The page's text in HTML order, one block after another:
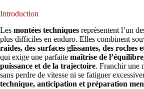
Introduction
Les montées techniques représentent l’un
plus difficiles en enduro. Elles combinent
raides, des surfaces glissantes, des roches
qui exige une parfaite maîtrise de
puissance et de la trajectoire. Franchir une
sans perdre de vitesse ni se fatiguer
technique, anticipation et préparation